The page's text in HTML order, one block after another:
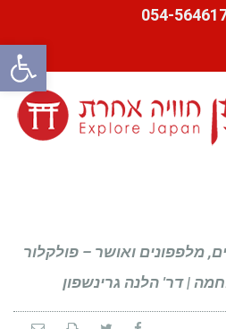
פתח
מלפפונים ואושר – פולקלור
| דר' הלנה גרינשפון